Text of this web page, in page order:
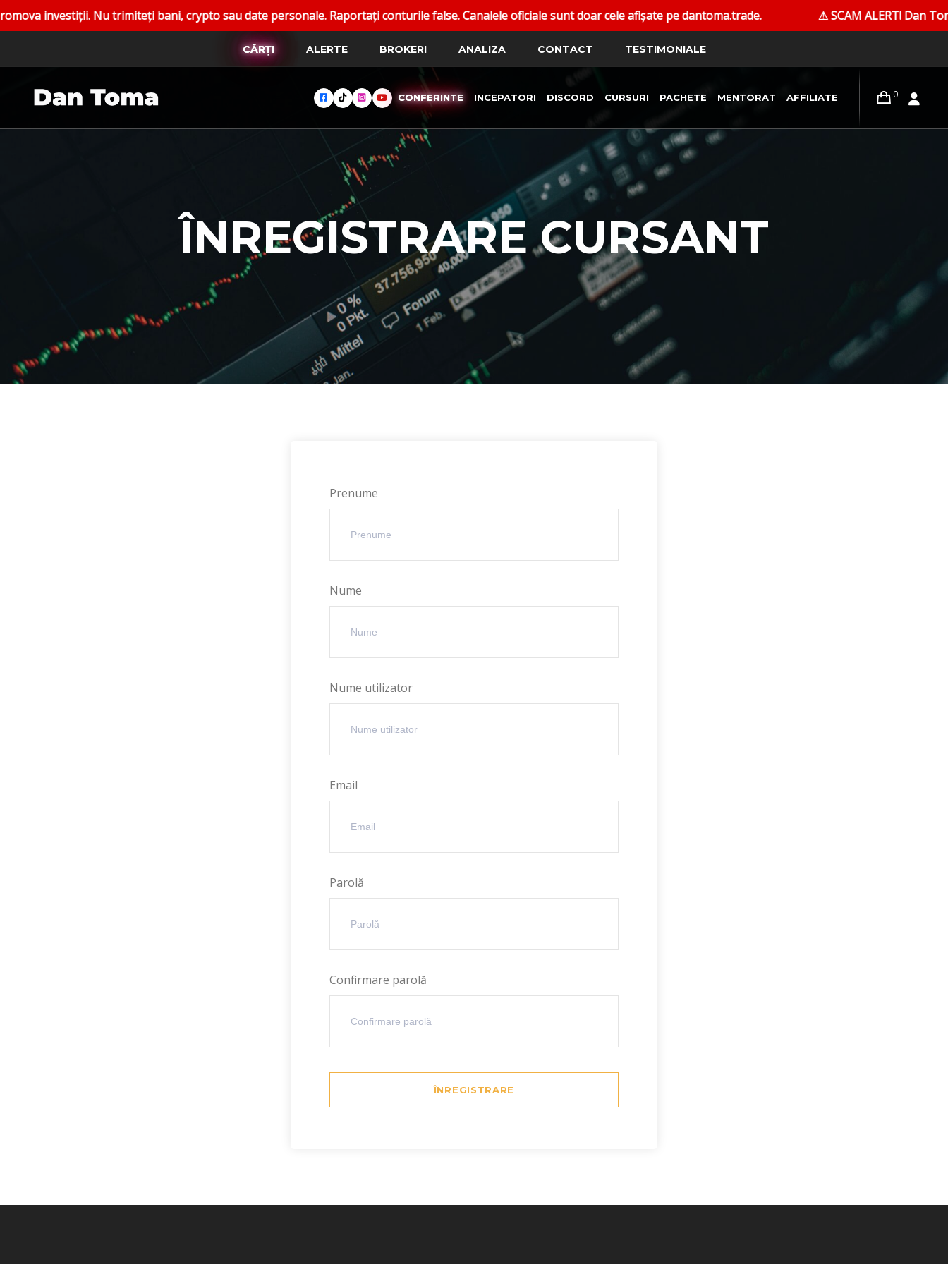
Nu trimiteți bani, crypto sau date personale. Raportați conturile false. Canalele oficiale sunt doar cele afișate pe dantoma.trade. ⚠ SCAM ALERT! Dan Toma nu
CĂRȚI ALERTE BROKERI ANALIZA CONTACT TESTIMONIALE
0
CONFERINTE INCEPATORI DISCORD CURSURI PACHETE MENTORAT AFFILIATE
ÎNREGISTRARE CURSANT
Prenume
Nume
Nume utilizator
Email
Parolă
Confirmare parolă
ÎNREGISTRARE